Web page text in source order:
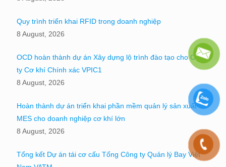
Quy trình triển khai RFID trong doanh nghiệp
8 August, 2026
OCD hoàn thành dự án Xây dựng lộ trình đào tạo cho Công
ty Cơ khí Chính xác VPIC1
8 August, 2026
Hoàn thành dự án triển khai phần mềm quản lý sản xuất
MES cho doanh nghiệp cơ khí lớn
8 August, 2026
Tổng kết Dự án tái cơ cấu Tổng Công ty Quản lý Bay Việt